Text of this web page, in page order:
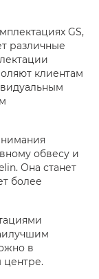
GS,
различные
клиентам
обвесу и
Она станет
более
в